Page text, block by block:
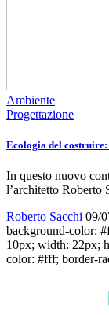
Ambiente
Progettazione
Ecologia del costruire:
In questo nuovo
l’architetto
Roberto Sacchi 09/
background-color:
10px; width: 22px;
color: #fff; border-